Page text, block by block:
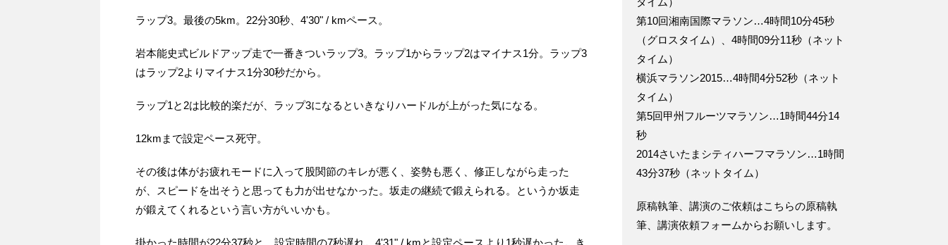
ラップ3。最後の5km。22分30秒、4'30" / kmペース。
岩本能史式ビルドアップ走で一番きついラップ3。ラップ1からラップ2はマイナス1分。ラップ3
はラップ2よりマイナス1分30秒だから。
ラップ1と2は比較的楽だが、ラップ3になるといきなりハードルが上がった気になる。
12kmまで設定ペース死守。
その後は体がお疲れモードに入って股関節のキレが悪く、姿勢も悪く、修正しながら走った
が、スピードを出そうと思っても力が出せなかった。坂走の継続で鍛えられる。というか坂走
が鍛えてくれるという言い方がいいかも。
掛かった時間が22分37秒と、設定時間の7秒遅れ。4'31" / kmと設定ペースより1秒遅かった。き
第10回湘南国際マラソン…4時間10分45秒
（グロスタイム）、4時間09分11秒（ネット
タイム）
横浜マラソン2015…4時間4分52秒（ネット
タイム）
第5回甲州フルーツマラソン…1時間44分14
秒
2014さいたまシティハーフマラソン…1時間
43分37秒（ネットタイム）
原稿執筆、講演のご依頼はこちらの原稿執
筆、講演依頼フォームからお願いします。